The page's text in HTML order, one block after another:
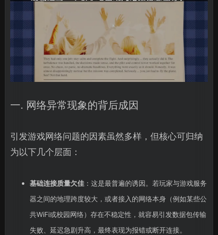
一. 网络异常现象的背后成因
引发游戏网络问题的因素虽然多样，但核心可归纳
为以下几个层面：
基础连接质量欠佳：这是最普遍的诱因。若玩家与游戏服务
器之间的地理跨度较大，或者接入的网络本身（例如某些公
共WiFi或校园网络）存在不稳定性，就容易引发数据包传输
失败、延迟急剧升高，最终表现为报错或断开连接。